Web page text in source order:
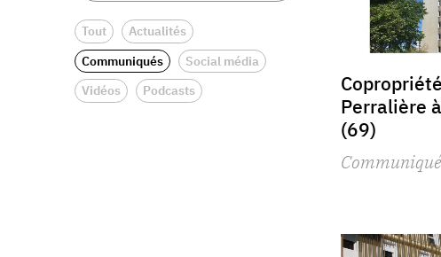
Tout
Actualités
Communiqués
Social média
Vidéos
Podcasts
Perralière
(69)
Communiqué